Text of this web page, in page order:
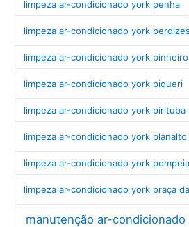
limpeza ar-condicionado york penha
limpeza ar-condicionado york perdizes
limpeza ar-condicionado york
limpeza ar-condicionado york piqueri
limpeza ar-condicionado york pirituba
limpeza ar-condicionado york
limpeza ar-condicionado york pompeia
limpeza ar-condicionado york praça
manutenção ar-condicionado